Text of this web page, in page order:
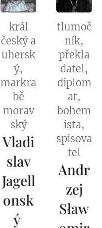
král
český a
uhersk
ý,
markra
bě
morav
ský
Vladi
slav
Jagell
onsk
ý
tlumoč
ník,
překla
datel,
diplom
at,
bohem
ista,
spisova
tel
Andr
zej
Sław